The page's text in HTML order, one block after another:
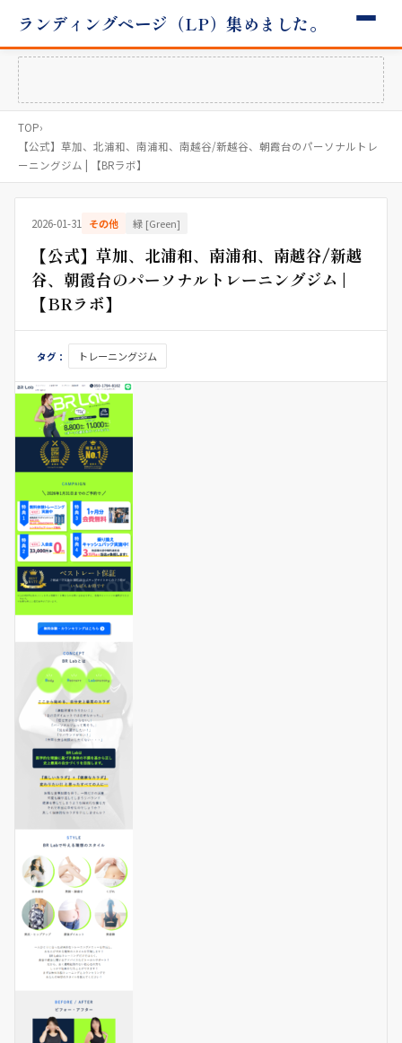
ランディングページ（LP）集めました。
TOP›
【公式】草加、北浦和、南浦和、南越谷/新越谷、朝霞台のパーソナルトレ
ーニングジム | 【BRラボ】
2026-01-31 その他 緑 [Green]
【公式】草加、北浦和、南浦和、南越谷/新越
谷、朝霞台のパーソナルトレーニングジム |
【BRラボ】
タグ： トレーニングジム